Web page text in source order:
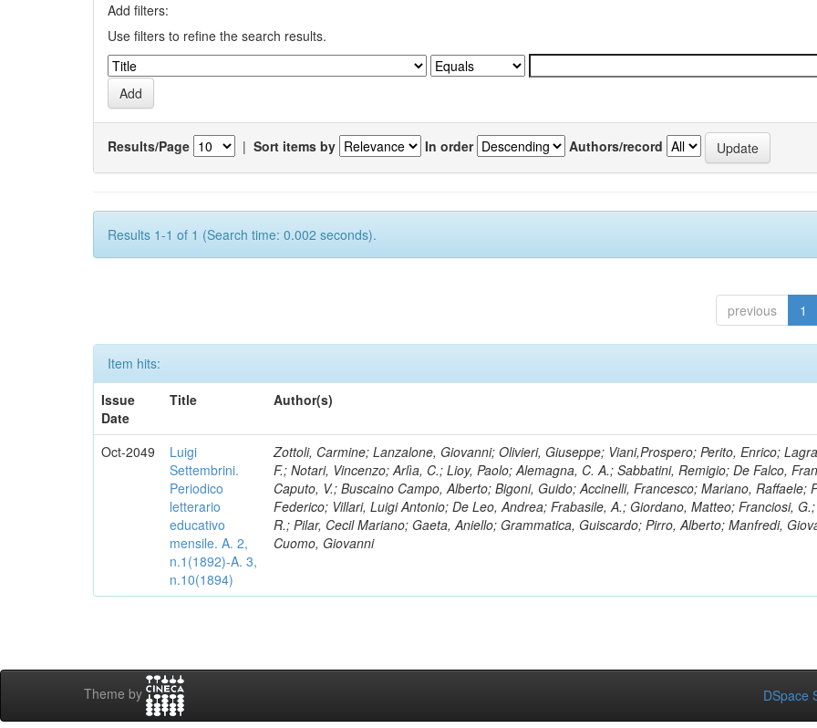
Add filters:
Use filters to refine the search results.
Results/Page | Sort items by In order Authors/record
Results 1-1 of 1 (Search time: 0.002 seconds).
previous 1
Item hits:
Issue
Date
Title Author(s)
Oct-2049
Luigi
Settembrini.
Periodico
letterario
educativo
mensile. A. 2,
n.1(1892)-A. 3,
n.10(1894)
Zottoli, Carmine; Lanzalone, Giovanni; Olivieri, Giuseppe; Viani,Prospero; Perito, Enrico;
F.; Notari, Vincenzo; Arlìa, C.; Lioy, Paolo; Alemagna, C. A.; Sabbatini, Remigio; De Falco,
Caputo, V.; Buscaino Campo, Alberto; Bigoni, Guido; Accinelli, Francesco; Mariano, Raffaele;
Federico; Villari, Luigi Antonio; De Leo, Andrea; Frabasile, A.; Giordano, Matteo; Franciosi,
R.; Pilar, Cecil Mariano; Gaeta, Aniello; Grammatica, Guiscardo; Pirro, Alberto; Manfredi,
Cuomo, Giovanni
Theme by DSpace